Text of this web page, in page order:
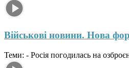
Військові новини. Нова
Теми: - Росія погодилась на